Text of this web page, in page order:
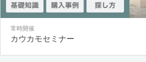
常時開催
カウカモセミナー